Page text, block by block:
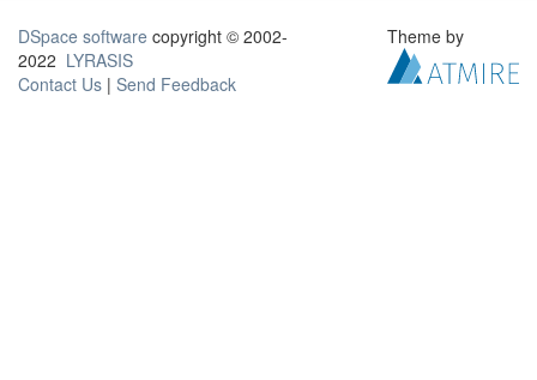
DSpace software copyright © 2002-
2022 LYRASIS
Contact Us | Send Feedback
Theme by